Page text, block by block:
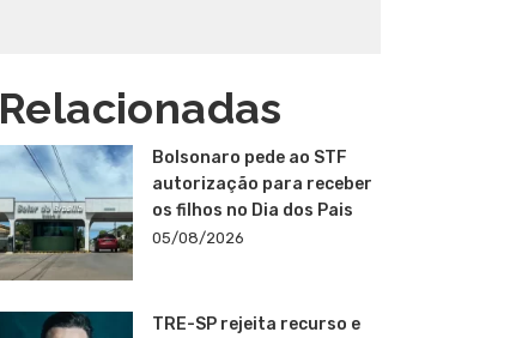
Relacionadas
Bolsonaro pede ao STF
autorização para receber
os filhos no Dia dos Pais
05/08/2026
TRE-SP rejeita recurso e